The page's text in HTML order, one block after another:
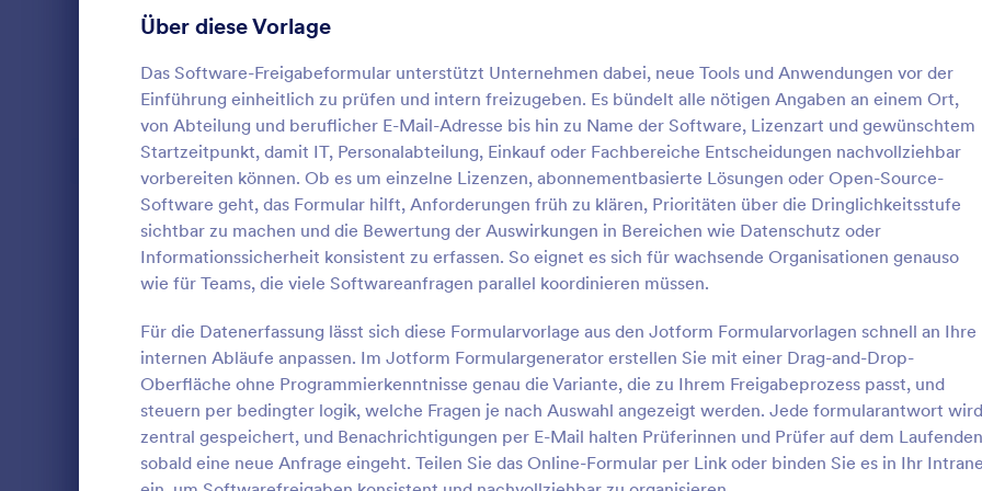
Über diese Vorlage
Das Software-Freigabeformular unterstützt Unternehmen dabei, neue Tools und Anwendungen vor der
Einführung einheitlich zu prüfen und intern freizugeben. Es bündelt alle nötigen Angaben an einem Ort,
von Abteilung und beruflicher E-Mail-Adresse bis hin zu Name der Software, Lizenzart und gewünschtem
Startzeitpunkt, damit IT, Personalabteilung, Einkauf oder Fachbereiche Entscheidungen nachvollziehbar
vorbereiten können. Ob es um einzelne Lizenzen, abonnementbasierte Lösungen oder Open-Source-
Software geht, das Formular hilft, Anforderungen früh zu klären, Prioritäten über die Dringlichkeitsstufe
sichtbar zu machen und die Bewertung der Auswirkungen in Bereichen wie Datenschutz oder
Informationssicherheit konsistent zu erfassen. So eignet es sich für wachsende Organisationen genauso
wie für Teams, die viele Softwareanfragen parallel koordinieren müssen.
Für die Datenerfassung lässt sich diese Formularvorlage aus den Jotform Formularvorlagen schnell an Ihre
internen Abläufe anpassen. Im Jotform Formulargenerator erstellen Sie mit einer Drag-and-Drop-
Oberfläche ohne Programmierkenntnisse genau die Variante, die zu Ihrem Freigabeprozess passt, und
steuern per bedingter logik, welche Fragen je nach Auswahl angezeigt werden. Jede formularantwort wird
zentral gespeichert, und Benachrichtigungen per E-Mail halten Prüferinnen und Prüfer auf dem
sobald eine neue Anfrage eingeht. Teilen Sie das Online-Formular per Link oder binden Sie es in Ihr
: Vorübergehende Dienstreise Antrag Formular
Vorübergehende Dienstreise Antrag Formular 🚀
Erfassen Sie Dienstreiseanträge inklusive
Genehmigungsweg zentral mit dem
Formular für den Antrag auf
Dienstreisegenehmigung und sorgen Sie für
Behörden und Organisationen.
Vorlage verwenden
:
Erfassen Sie Anträge auf
Reisekostenvorschüsse vor
zentral, koordinieren Sie
und Rückmeldungen und
die Datenerfassung in Teams,
und Buchhaltung mit Jotform.
Kostenerstattungen
Vorlage verwenden
Anmeldeformulare
Abstimmung 35
Abstract-Formulare 11
Genehmigungsformulare 91
Bewertungsformulare 74
Anwesenheitsformulare 11
Autorisierungsformulare
Award-Formulare 16
Black Friday Formulare 32
Formulare für Berechnungen 17